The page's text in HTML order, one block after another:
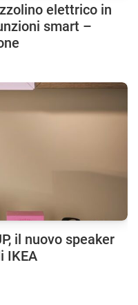
elettrico in
smart –
il nuovo speaker
IKEA